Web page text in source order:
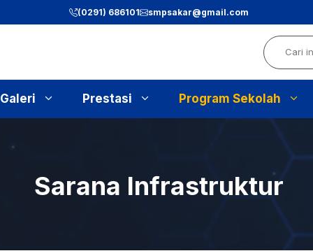
(0291) 686101 smpsakar@gmail.com
Search
Galeri Prestasi Program Sekolah
Sarana Infrastruktur